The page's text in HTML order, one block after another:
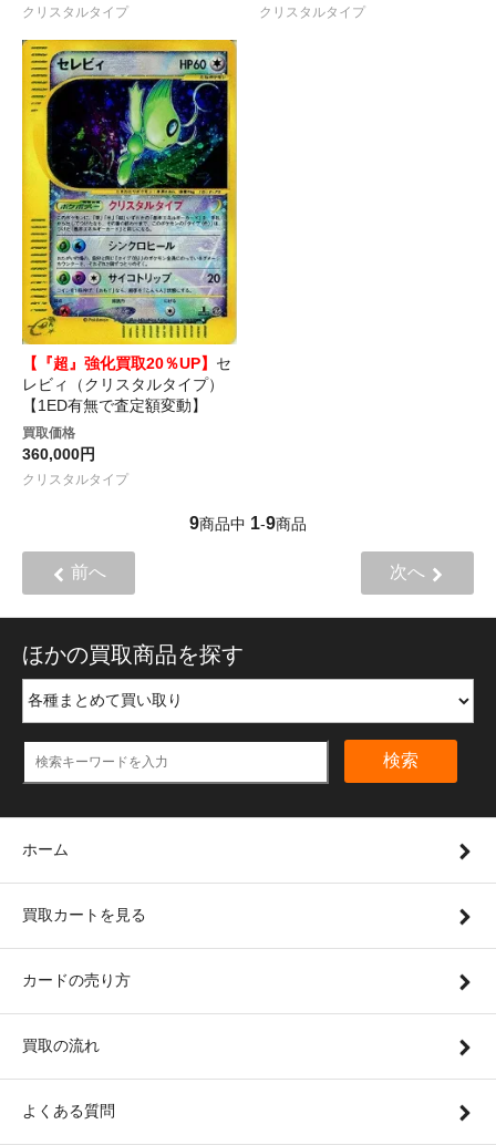
クリスタルタイプ クリスタルタイプ
【『超』強化買取20％UP】 セ
レビィ（クリスタルタイプ）
【1ED有無で査定額変動】
買取価格
360,000円
クリスタルタイプ
9商品中 1-9商品
前へ 次へ
ほかの買取商品を探す
検索
ホーム
買取カートを見る
カードの売り方
買取の流れ
よくある質問